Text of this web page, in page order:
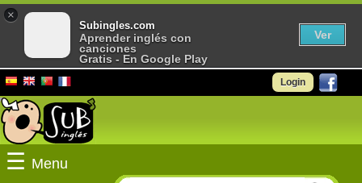
Login
☰ Menu
×
Subingles.com
Aprender inglés con
canciones
Gratis - En Google Play
Ver